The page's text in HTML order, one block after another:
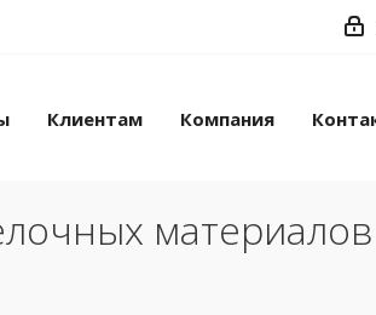
Клиентам Компания
материалов